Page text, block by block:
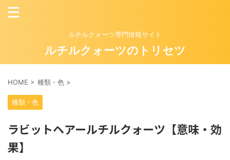
ルチルクォーツ専門情報サイト
ルチルクォーツのトリセツ
HOME > 種類・色 >
種類・色
ラビットヘアールチルクォーツ【意味・効
果】